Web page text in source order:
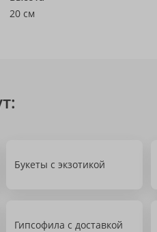
20 см
Букеты с экзотикой
Гипсофила с доставкой